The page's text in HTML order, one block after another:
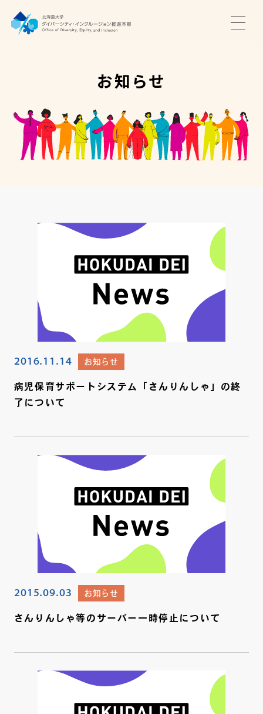
推進本部について
アクセス・お問い合わせ
お知らせ
2016.11.14 お知らせ
病児保育サポートシステム「さんりんしゃ」の終
了について
2015.09.03 お知らせ
さんりんしゃ等のサーバー一時停止について